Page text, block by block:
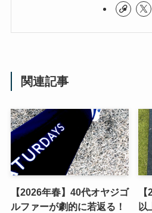
関連記事
【2026年春】40代オヤジゴ
ルファーが劇的に若返る！
以